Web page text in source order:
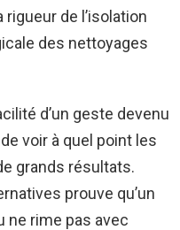
de l’isolation
des nettoyages
d’un geste devenu
voir à quel point les
grands résultats.
prouve qu’un
ne rime pas avec